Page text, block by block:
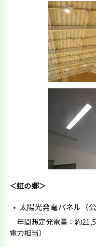
＜虹の郷＞
太陽光発電パネル（
年間想定発電量：約
電力相当）